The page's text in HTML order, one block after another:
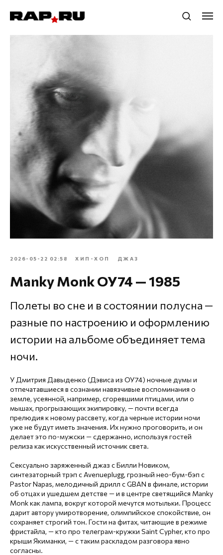
2026-05-22 02:58 ХИП-ХОП ДЖАЗ
Manky Monk ОУ74 — 1985
Полеты во сне и в состоянии полусна —
разные по настроению и оформлению
истории на альбоме объединяет тема
ночи.
У Дмитрия Давыденко (Дэвиса из ОУ74) ночные думы и
отпечатавшиеся в сознании навязчивые воспоминания о
земле, усеянной, например, сгоревшими птицами, или о
мышах, прогрызающих экипировку, — почти всегда
прелюдия к новому рассвету, когда черные истории ночи
уже не будут иметь значения. Их нужно проговорить, и он
делает это по-мужски — сдержанно, используя гостей
релиза как искусственный источник света.
Сексуально заряженный джаз с Билли Новиком,
синтезаторный трэп с Avenueplugg, грозный нео-бум-бэп с
Pastor Napas, мелодичный дрилл с GBAN в финале, истории
об отцах и ушедшем детстве — и в центре светящийся Manky
Monk как лампа, вокруг которой мечутся мотыльки. Процесс
дарит автору умиротворение, олимпийское спокойствие, он
сохраняет строгий тон. Гости на фитах, читающие в режиме
фристайла, — кто про телеграм-кружки Saint Cypher, кто про
крыши Якиманки, — с таким раскладом разговора явно
согласны.